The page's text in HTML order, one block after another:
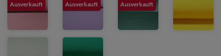
Ausverkauft Ausverkauft Ausverkauft